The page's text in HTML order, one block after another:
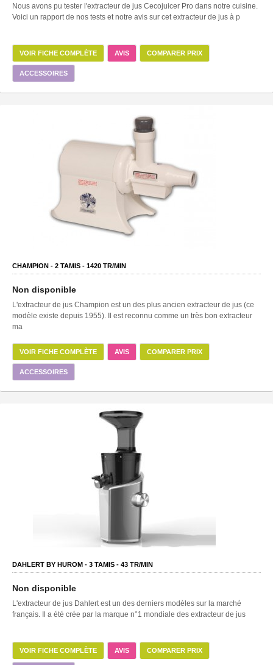
Nous avons pu tester l'extracteur de jus Cecojuicer Pro dans notre cuisine.
Voici un rapport de nos tests et notre avis sur cet extracteur de jus à p
VOIR FICHE COMPLÈTE AVIS COMPARER PRIX
ACCESSOIRES
CHAMPION - 2 TAMIS - 1420 TR/MIN
Non disponible
L'extracteur de jus Champion est un des plus ancien extracteur de jus (ce
modèle existe depuis 1955). Il est reconnu comme un très bon extracteur
ma
VOIR FICHE COMPLÈTE AVIS COMPARER PRIX
ACCESSOIRES
DAHLERT BY HUROM - 3 TAMIS - 43 TR/MIN
Non disponible
L'extracteur de jus Dahlert est un des derniers modèles sur la marché
français. Il a été crée par la marque n°1 mondiale des extracteur de jus
VOIR FICHE COMPLÈTE AVIS COMPARER PRIX